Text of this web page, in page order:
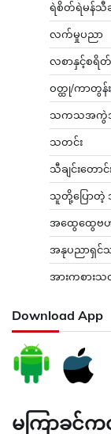
ရဲစိတ်ရဲမန်သီချ
လက်မှုပညာ
လစာနှင့်စရိတ်
ဝတ္ထု/ကာတွန်း/
သကသအကွဲအ
သတင်း
သီချင်းတောင်
သူတို့ပြောတဲ့
အထွေထွေ
အနုပညာရှင်သ
အားကစားသ
Download App
မကြာခင်